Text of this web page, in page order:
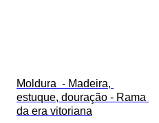
Moldura  - Madeira,
estuque, douração - Rama
da era vitoriana